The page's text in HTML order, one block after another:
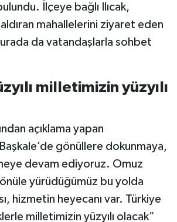
İlçeye bağlı Ilıcak,
mahallelerini ziyaret eden
da vatandaşlarla sohbet
milletimizin yüzyılı
açıklama yapan
gönüllere dokunmaya,
devam ediyoruz. Omuz
yürüdüğümüz bu yolda
hizmetin heyecanı var. Türkiye
milletimizin yüzyılı olacak”